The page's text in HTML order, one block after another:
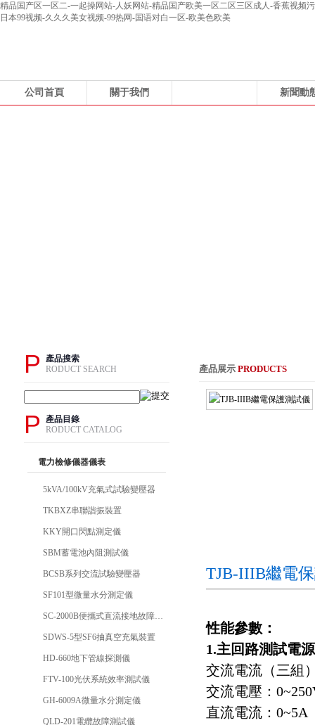
精品国产区一区二-一起操网站-人妖网站-精品国产欧美一区二区三区成人-香蕉视频
日本99视频-久久久美女视频-99热网-国语对白一区-欧美色欧美
公司首頁 關于我們 新聞動
產品展示 PRODUCTS
TJB-IIIB繼電
性能參數：
1.主回路測試電
交流電流（三組
交流電壓：
直流電流：0~5A
P
產品搜索
RODUCT SEARCH
P
產品目錄
RODUCT CATALOG
電力檢修儀器儀表
5kVA/100kV充氣式試驗變壓器
TKBXZ串聯諧振裝置
KKY開口閃點測定儀
SBM蓄電池內阻測試儀
BCSB系列交流試驗變壓器
SF101型微量水分測定儀
SC-2000B便攜式直流接地故障檢測儀
SDWS-5型SF6抽真空充氣裝置
HD-660地下管線探測儀
FTV-100光伏系統效率測試儀
GH-6009A微量水分測定儀
QLD-201電纜故障測試儀